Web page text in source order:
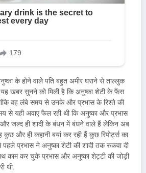
के होने वाले पति बहुत अमीर घराने से ताल्लुक
खबर सुनने को मिली है कि अनुष्का शेटी के फैंस
वह लंबे समय से उनके और प्रभास के रिश्ते की
से यही अवाए फैल रही थी कि अनुष्का और प्रभास
जल्द ही शादी के बंधन में बंधने वाले हैं लेकिन अब
कुछ और ही कहानी बयां कर रही हैं कुछ रिपोर्ट्स का
प्रभास ने अनुष्का शेटी की शादी तक रुकवा दी
काम कर चुके प्रभास और अनुष्का शेट्टी की जोड़ी
थी.